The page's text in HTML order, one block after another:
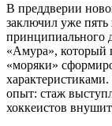
В преддверии
заключил уже
принципиального
«Амура», который
«моряки»
опыт: стаж
хоккеистов